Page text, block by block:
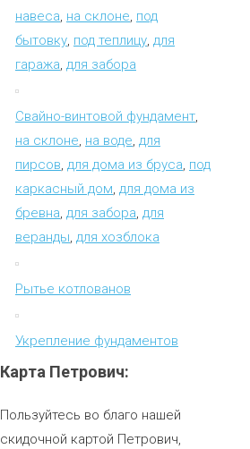
навеса, на склоне, под
бытовку, под теплицу, для
гаража, для забора
Свайно-винтовой фундамент,
на склоне, на воде, для
пирсов, для дома из бруса, под
каркасный дом, для дома из
бревна, для забора, для
веранды, для хозблока
Рытье котлованов
Укрепление фундаментов
Карта Петрович:
Пользуйтесь во благо нашей
скидочной картой Петрович,